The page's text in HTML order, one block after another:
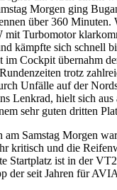
Morgen ging
über 360 Minuten.
mit Turbomotor
kämpfte sich schnell
im Cockpit übernahm
trotz
Unfälle auf der
Lenkrad, hielt sich aus
sehr guten dritten
am Samstag Morgen
kritisch und die
Startplatz ist in der
der seit Jahren für